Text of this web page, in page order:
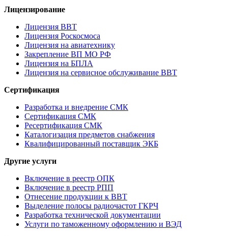
Лицензирование
Лицензия ВВТ
Лицензия Роскосмоса
Лицензия на авиатехнику
Закрепление ВП МО РФ
Лицензия на БПЛА
Лицензия на сервисное обслуживание ВВТ
Сертификация
Разработка и внедрение СМК
Сертификация СМК
Ресертификация СМК
Каталогизация предметов снабжения
Квалифицированный поставщик ЭКБ
Другие услуги
Включение в реестр ОПК
Включение в реестр РПП
Отнесение продукции к ВВТ
Выделение полосы радиочастот ГКРЧ
Разработка технической документации
Услуги по таможенному оформлению и ВЭД